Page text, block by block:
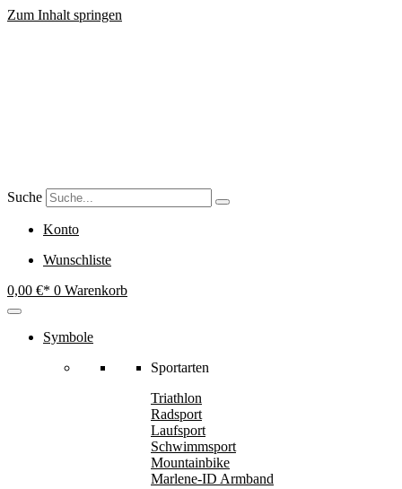
Zum Inhalt springen
Suche
Konto
Wunschliste
0,00 € 0 Warenkorb
Symbole
Sportarten
Triathlon
Radsport
Laufsport
Schwimmsport
Mountainbike
Marlene-ID Armband